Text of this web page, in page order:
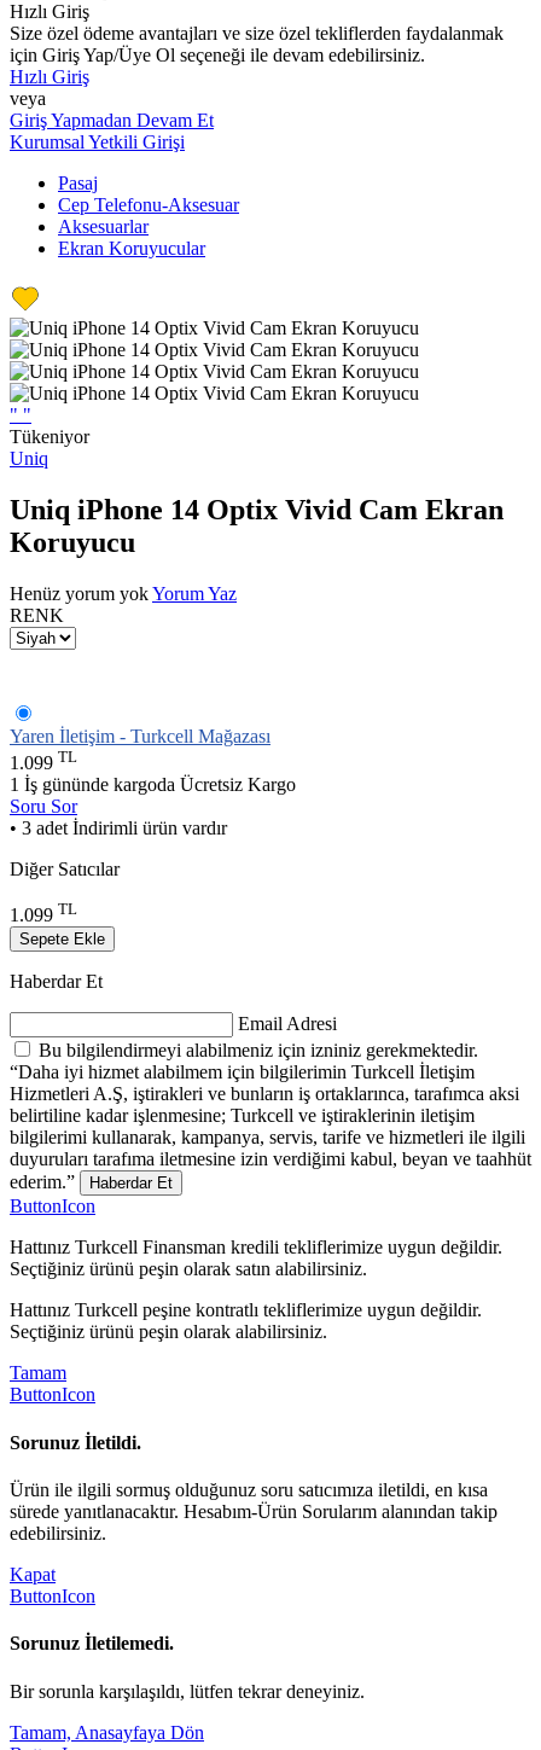
Hızlı Giriş
Size özel ödeme avantajları ve size özel tekliflerden faydalanmak
için Giriş Yap/Üye Ol seçeneği ile devam edebilirsiniz.
Hızlı Giriş
veya
Giriş Yapmadan Devam Et
Kurumsal Yetkili Girişi
Pasaj
Cep Telefonu-Aksesuar
Aksesuarlar
Ekran Koruyucular
" "
Tükeniyor
Uniq
Uniq iPhone 14 Optix Vivid Cam Ekran
Koruyucu
Henüz yorum yokYorum Yaz
RENK
Yaren İletişim - Turkcell Mağazası
1.099 TL
1 İş gününde kargoda Ücretsiz Kargo
Soru Sor
• 3 adet İndirimli ürün vardır
Diğer Satıcılar
1.099 TL
Sepete Ekle
Haberdar Et
Email Adresi
Bu bilgilendirmeyi alabilmeniz için izniniz gerekmektedir.
“Daha iyi hizmet alabilmem için bilgilerimin Turkcell İletişim
Hizmetleri A.Ş, iştirakleri ve bunların iş ortaklarınca, tarafımca aksi
belirtiline kadar işlenmesine; Turkcell ve iştiraklerinin iletişim
bilgilerimi kullanarak, kampanya, servis, tarife ve hizmetleri ile ilgili
duyuruları tarafıma iletmesine izin verdiğimi kabul, beyan ve taahhüt
ederim.”
Haberdar Et
ButtonIcon
Hattınız Turkcell Finansman kredili tekliflerimize uygun değildir.
Seçtiğiniz ürünü peşin olarak satın alabilirsiniz.
Hattınız Turkcell peşine kontratlı tekliflerimize uygun değildir.
Seçtiğiniz ürünü peşin olarak alabilirsiniz.
Tamam
ButtonIcon
Sorunuz İletildi.
Ürün ile ilgili sormuş olduğunuz soru satıcımıza iletildi, en kısa
sürede yanıtlanacaktır. Hesabım-Ürün Sorularım alanından takip
edebilirsiniz.
Kapat
ButtonIcon
Sorunuz İletilemedi.
Bir sorunla karşılaşıldı, lütfen tekrar deneyiniz.
Tamam, Anasayfaya Dön